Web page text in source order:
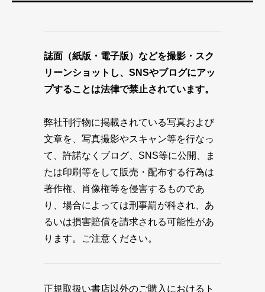
誌面（紙版・電子版）などを撮影・スク
リーンショットし、SNSやブログにアッ
プすることは法律で禁止されています。
弊社刊行物に掲載されている写真および
文章を、写真撮影やスキャン等を行なっ
て、許諾なくブログ、SNS等に公開、ま
たは印刷等をして販売・配布する行為は
著作権、肖像権等を侵害するものであ
り、場合によっては刑事罰が科され、あ
るいは損害賠償を請求される可能性があ
ります。ご注意ください。
正規取扱い書店以外のご購入におけるト